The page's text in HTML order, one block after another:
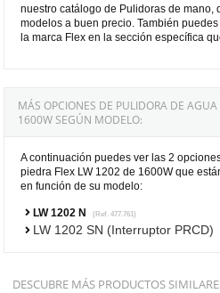
nuestro catálogo de Pulidoras de mano,
modelos a buen precio. También
la marca Flex en la sección específica
MÁS OPCIONES DE PULIDORA DE
1600W SEGÚN MODELO:
A continuación puedes ver las 2
piedra Flex LW 1202 de 1600W que
en función de su modelo:
LW 1202 N (Ref. 477.761)
LW 1202 SN (Interruptor PRCD)
DESCUBRE MÁS PRODUCTOS